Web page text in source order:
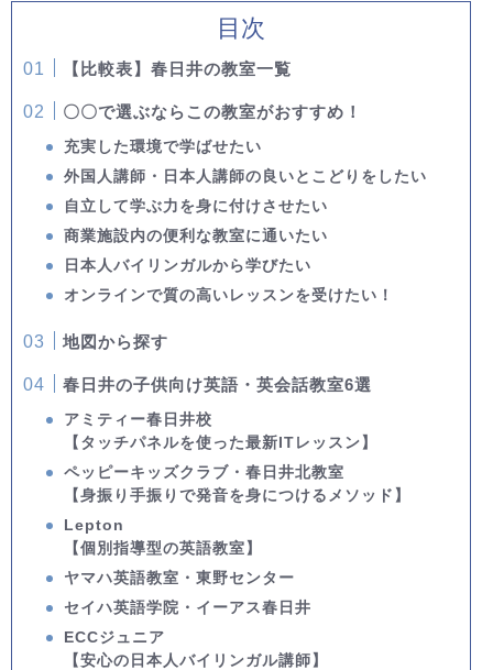
目次
【比較表】春日井の教室一覧
〇〇で選ぶならこの教室がおすすめ！
充実した環境で学ばせたい
外国人講師・日本人講師の良いとこどりをしたい
自立して学ぶ力を身に付けさせたい
商業施設内の便利な教室に通いたい
日本人バイリンガルから学びたい
オンラインで質の高いレッスンを受けたい！
地図から探す
春日井の子供向け英語・英会話教室6選
アミティー春日井校
【タッチパネルを使った最新ITレッスン】
ペッピーキッズクラブ・春日井北教室
【身振り手振りで発音を身につけるメソッド】
Lepton
【個別指導型の英語教室】
ヤマハ英語教室・東野センター
セイハ英語学院・イーアス春日井
ECCジュニア
【安心の日本人バイリンガル講師】